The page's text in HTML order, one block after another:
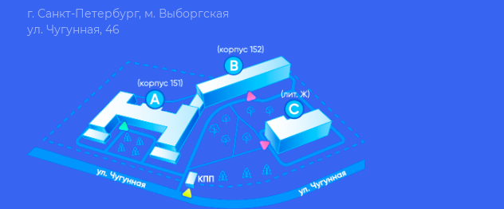
г. Санкт-Петербург, м. Выборгская
ул. Чугунная, 46